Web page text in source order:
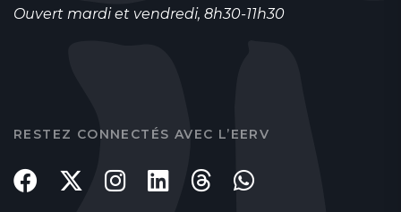
Ouvert mardi et vendredi, 8h30-11h30
RESTEZ CONNECTÉS AVEC L’EERV